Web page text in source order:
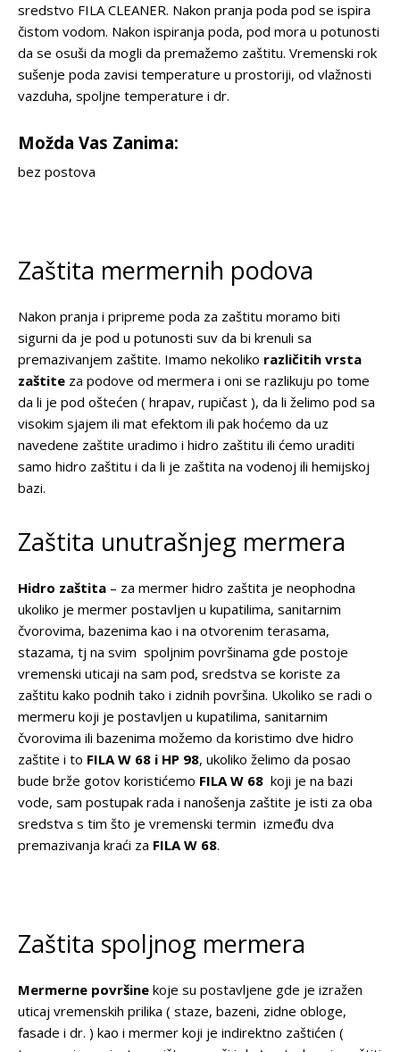
sredstvo FILA CLEANER. Nakon pranja poda pod se ispira
čistom vodom. Nakon ispiranja poda, pod mora u potunosti
da se osuši da mogli da premažemo zaštitu. Vremenski rok
sušenje poda zavisi temperature u prostoriji, od vlažnosti
vazduha, spoljne temperature i dr.
Možda Vas Zanima:
bez postova
Zaštita mermernih podova
Nakon pranja i pripreme poda za zaštitu moramo biti
sigurni da je pod u potunosti suv da bi krenuli sa
premazivanjem zaštite. Imamo nekoliko različitih vrsta
zaštite za podove od mermera i oni se razlikuju po tome
da li je pod oštećen ( hrapav, rupičast ), da li želimo pod sa
visokim sjajem ili mat efektom ili pak hoćemo da uz
navedene zaštite uradimo i hidro zaštitu ili ćemo uraditi
samo hidro zaštitu i da li je zaštita na vodenoj ili hemijskoj
bazi.
Zaštita unutrašnjeg mermera
Hidro zaštita – za mermer hidro zaštita je neophodna
ukoliko je mermer postavljen u kupatilima, sanitarnim
čvorovima, bazenima kao i na otvorenim terasama,
stazama, tj na svim spoljnim površinama gde postoje
vremenski uticaji na sam pod, sredstva se koriste za
zaštitu kako podnih tako i zidnih površina. Ukoliko se radi o
mermeru koji je postavljen u kupatilima, sanitarnim
čvorovima ili bazenima možemo da koristimo dve hidro
zaštite i to FILA W 68 i HP 98, ukoliko želimo da posao
bude brže gotov koristićemo FILA W 68 koji je na bazi
vode, sam postupak rada i nanošenja zaštite je isti za oba
sredstva s tim što je vremenski termin između dva
premazivanja kraći za FILA W 68.
Zaštita spoljnog mermera
Mermerne površine koje su postavljene gde je izražen
uticaj vremenskih prilika ( staze, bazeni, zidne obloge,
fasade i dr. ) kao i mermer koji je indirektno zaštićen (